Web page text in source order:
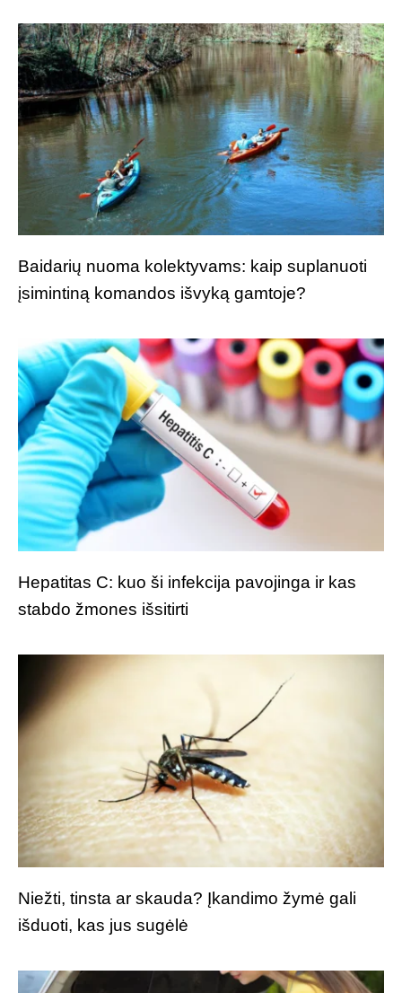
Baidarių nuoma kolektyvams: kaip suplanuoti
įsimintiną komandos išvyką gamtoje?
Hepatitas C: kuo ši infekcija pavojinga ir kas
stabdo žmones išsitirti
Niežti, tinsta ar skauda? Įkandimo žymė gali
išduoti, kas jus sugėlė